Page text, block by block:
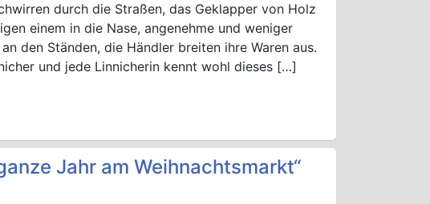
durch die Straßen, das Geklapper von Holz
einem in die Nase, angenehme und weniger
den Ständen, die Händler breiten ihre Waren aus.
und jede Linnicherin kennt wohl dieses […]
Jahr am Weihnachtsmarkt“